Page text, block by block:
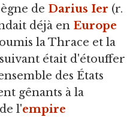
de Darius Ier (r.
déjà en Europe
la Thrace et la
était d'étouffer
des États
gênants à la
l'empire